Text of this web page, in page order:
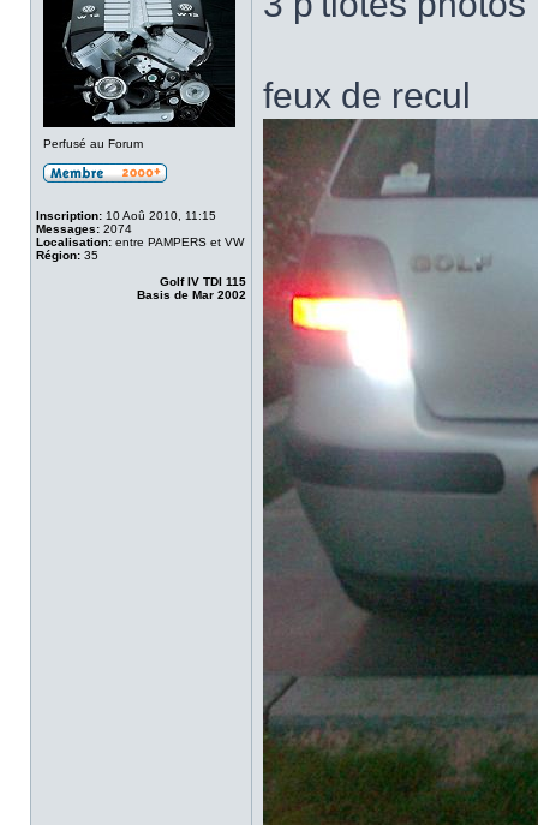
Perfusé au Forum
Inscription: 10 Aoû 2010, 11:15
Messages: 2074
Localisation: entre PAMPERS et VW
Région: 35
Golf IV TDI 115
Basis de Mar 2002
feux de recul